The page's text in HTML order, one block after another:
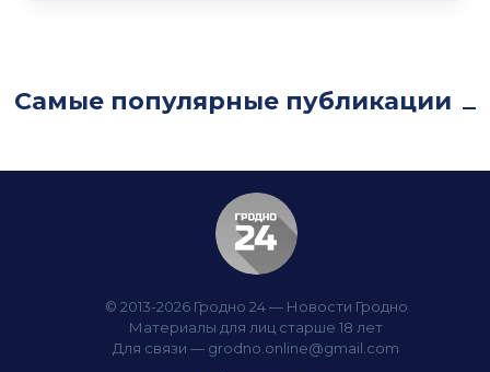
Самые популярные публикации
© 2013-2026 Гродно 24 — Новости Гродно
Материалы для лиц старше 18 лет
Для связи — grodno.online@gmail.com